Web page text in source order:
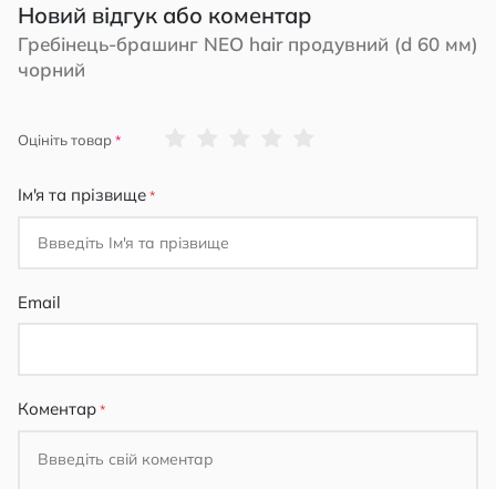
Новий відгук або коментар
Гребінець-брашинг NEO hair продувний (d 60 мм)
чорний
Оцініть товар
Ім'я та прізвище
Email
Коментар